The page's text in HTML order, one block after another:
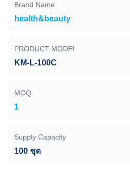
Brand Name
health&beauty
PRODUCT MODEL
KM-L-100C
MOQ
1
Supply Capacity
100 ชุด